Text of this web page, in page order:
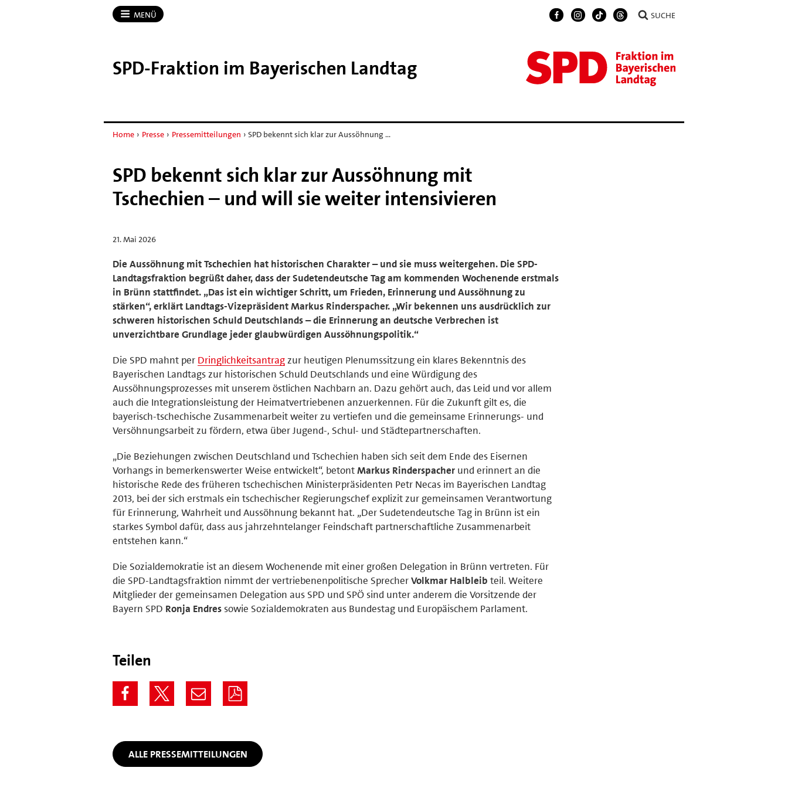
MENÜ SUCHE
SPD-​Fraktion im Bayerischen Landtag
Home › Presse › Pressemitteilungen › SPD bekennt sich klar zur Aussöhnung …
SPD bekennt sich klar zur Aussöhnung mit
Tschechien – und will sie weiter intensivieren
21. Mai 2026
Die Aussöhnung mit Tschechien hat historischen Charakter – und sie muss weitergehen. Die SPD-
Landtagsfraktion begrüßt daher, dass der Sudetendeutsche Tag am kommenden Wochenende erstmals
in Brünn stattfindet. „Das ist ein wichtiger Schritt, um Frieden, Erinnerung und Aussöhnung zu
stärken“, erklärt Landtags-Vizepräsident Markus Rinderspacher. „Wir bekennen uns ausdrücklich zur
schweren historischen Schuld Deutschlands – die Erinnerung an deutsche Verbrechen ist
unverzichtbare Grundlage jeder glaubwürdigen Aussöhnungspolitik.“
Die SPD mahnt per Dringlichkeitsantragzur heutigen Plenumssitzung ein klares Bekenntnis des
Bayerischen Landtags zur historischen Schuld Deutschlands und eine Würdigung des
Aussöhnungsprozesses mit unserem östlichen Nachbarn an. Dazu gehört auch, das Leid und vor allem
auch die Integrationsleistung der Heimatvertriebenen anzuerkennen. Für die Zukunft gilt es, die
bayerisch-tschechische Zusammenarbeit weiter zu vertiefen und die gemeinsame Erinnerungs- und
Versöhnungsarbeit zu fördern, etwa über Jugend-, Schul- und Städtepartnerschaften.
„Die Beziehungen zwischen Deutschland und Tschechien haben sich seit dem Ende des Eisernen
Vorhangs in bemerkenswerter Weise entwickelt“, betontMarkus Rinderspacher und erinnert an die
historische Rede des früheren tschechischen Ministerpräsidenten Petr Necas im Bayerischen Landtag
2013, bei der sich erstmals ein tschechischer Regierungschef explizit zur gemeinsamen Verantwortung
für Erinnerung, Wahrheit und Aussöhnung bekannt hat. „Der Sudetendeutsche Tag in Brünn ist ein
starkes Symbol dafür, dass aus jahrzehntelanger Feindschaft partnerschaftliche Zusammenarbeit
entstehen kann.“
Die Sozialdemokratie ist an diesem Wochenende mit einer großen Delegation in Brünn vertreten. Für
die SPD-Landtagsfraktion nimmt der vertriebenenpolitische SprecherVolkmar Halbleib teil. Weitere
Mitglieder der gemeinsamen Delegation aus SPD und SPÖ sind unter anderem die Vorsitzende der
Bayern SPD Ronja Endres sowie Sozialdemokraten aus Bundestag und Europäischem Parlament.
Teilen
ALLE PRESSEMITTEILUNGEN